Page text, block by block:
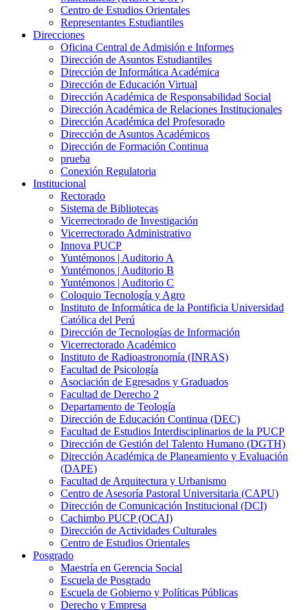
Centro de Estudios Orientales
Representantes Estudiantiles
Direcciones
Oficina Central de Admisión e Informes
Dirección de Asuntos Estudiantiles
Dirección de Informática Académica
Dirección de Educación Virtual
Dirección Académica de Responsabilidad Social
Dirección Académica de Relaciones Institucionales
Dirección Académica del Profesorado
Dirección de Asuntos Académicos
Dirección de Formación Continua
prueba
Conexión Regulatoria
Institucional
Rectorado
Sistema de Bibliotecas
Vicerrectorado de Investigación
Vicerrectorado Administrativo
Innova PUCP
Yuntémonos | Auditorio A
Yuntémonos | Auditorio B
Yuntémonos | Auditorio C
Coloquio Tecnología y Agro
Instituto de Informática de la Pontificia Universidad
Católica del Perú
Dirección de Tecnologías de Información
Vicerrectorado Académico
Instituto de Radioastronomía (INRAS)
Facultad de Psicología
Asociación de Egresados y Graduados
Facultad de Derecho 2
Departamento de Teología
Dirección de Educación Continua (DEC)
Facultad de Estudios Interdisciplinarios de la PUCP
Dirección de Gestión del Talento Humano (DGTH)
Dirección Académica de Planeamiento y Evaluación
(DAPE)
Facultad de Arquitectura y Urbanismo
Centro de Asesoría Pastoral Universitaria (CAPU)
Dirección de Comunicación Institucional (DCI)
Cachimbo PUCP (OCAI)
Dirección de Actividades Culturales
Centro de Estudios Orientales
Posgrado
Maestría en Gerencia Social
Escuela de Posgrado
Escuela de Gobierno y Políticas Públicas
Derecho y Empresa